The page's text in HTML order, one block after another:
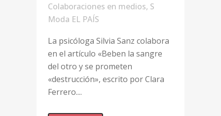
Colaboraciones en medios, S
Moda EL PAÍS
La psicóloga Silvia Sanz colabora
en el artículo «Beben la sangre
del otro y se prometen
«destrucción», escrito por Clara
Ferrero....